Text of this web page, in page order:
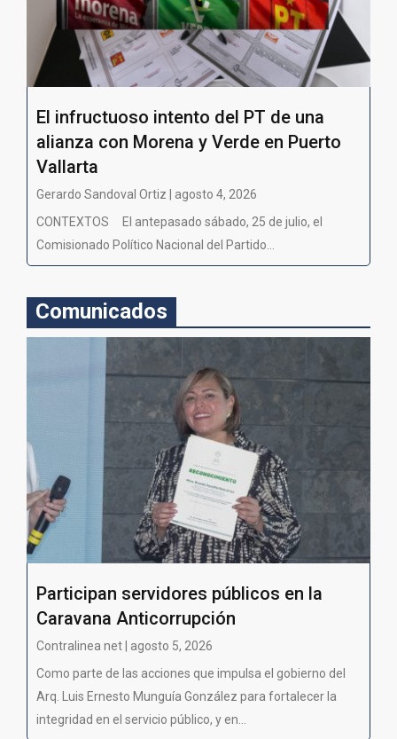
El infructuoso intento del PT de una
alianza con Morena y Verde en Puerto
Vallarta
Gerardo Sandoval Ortiz | agosto 4, 2026
CONTEXTOS El antepasado sábado, 25 de julio, el
Comisionado Político Nacional del Partido...
Comunicados
Participan servidores públicos en la
Caravana Anticorrupción
Contralinea net | agosto 5, 2026
Como parte de las acciones que impulsa el gobierno del
Arq. Luis Ernesto Munguía González para fortalecer la
integridad en el servicio público, y en...